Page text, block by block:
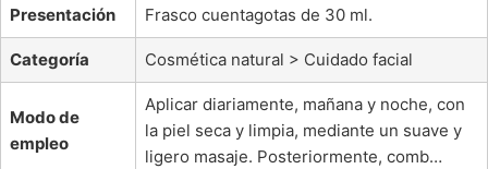
Presentación Frasco cuentagotas de 30 ml.
Categoría Cosmética natural > Cuidado facial
Modo de
empleo
Aplicar diariamente, mañana y noche, con
la piel seca y limpia, mediante un suave y
ligero masaje. Posteriormente, comb…